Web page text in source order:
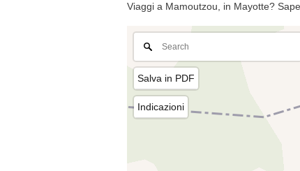
Viaggi a Mamoutzou, in Mayotte?
Salva in PDF
Indicazioni